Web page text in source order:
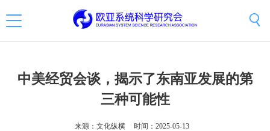
中美经贸会谈，揭示了东南亚发展的第
三种可能性
来源：文化纵横 时间：2025-05-13